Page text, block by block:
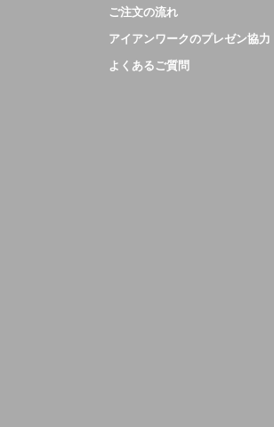
ご注文の流れ
アイアンワークのプレゼン協力
よくあるご質問